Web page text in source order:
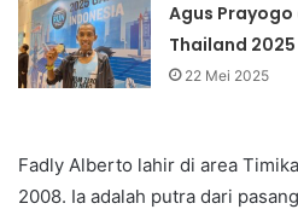
Agus Prayogo
Thailand 2025
22 Mei 2025
Fadly Alberto lahir di area
2008. Ia adalah putra dari